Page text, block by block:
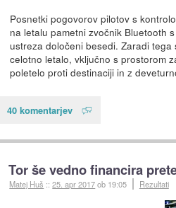
Posnetki pogovorov pilotov s
na letalu pametni zvočnik Bluetooth
ustreza določeni besedi. Zaradi
celotno letalo, vključno s prostorom
poletelo proti destinaciji in z
40 komentarjev
Tor še vedno financira
Matej Huš ::25. apr 2017ob 19:05 Rezultati